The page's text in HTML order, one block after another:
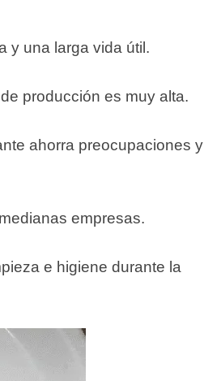
y una larga vida útil.
producción es muy alta.
ahorra preocupaciones y
empresas.
e higiene durante la